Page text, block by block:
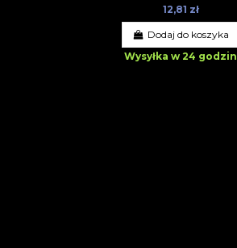
12,81 zł
Dodaj do koszyka
Wysyłka w 24 godzin